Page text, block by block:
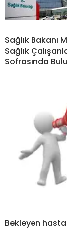
Sağlık Bakanı
Sağlık
Sofrasında
Bekleyen hasta